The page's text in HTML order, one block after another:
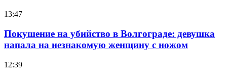
13:47
Покушение на убийство в Волгограде: девушка
напала на незнакомую женщину с ножом
12:39